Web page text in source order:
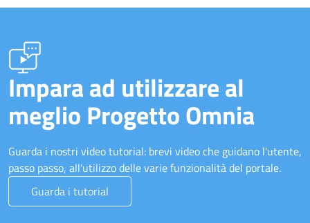
Impara ad utilizzare al
meglio Progetto Omnia
Guarda i nostri video tutorial: brevi video che guidano l'utente,
passo passo, all'utilizzo delle varie funzionalità del portale.
Guarda i tutorial